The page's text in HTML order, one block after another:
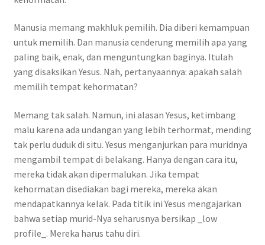
Manusia memang makhluk pemilih. Dia diberi kemampuan
untuk memilih. Dan manusia cenderung memilih apa yang
paling baik, enak, dan menguntungkan baginya. Itulah
yang disaksikan Yesus. Nah, pertanyaannya: apakah salah
memilih tempat kehormatan?
Memang tak salah. Namun, ini alasan Yesus, ketimbang
malu karena ada undangan yang lebih terhormat, mending
tak perlu duduk di situ. Yesus menganjurkan para muridnya
mengambil tempat di belakang. Hanya dengan cara itu,
mereka tidak akan dipermalukan. Jika tempat
kehormatan disediakan bagi mereka, mereka akan
mendapatkannya kelak. Pada titik ini Yesus mengajarkan
bahwa setiap murid-Nya seharusnya bersikap _low
profile_. Mereka harus tahu diri.